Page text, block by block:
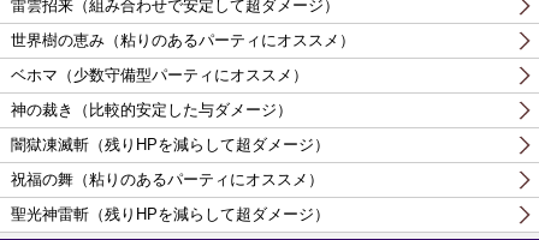
雷雲招来（組み合わせで安定して超ダメージ）
世界樹の恵み（粘りのあるパーティにオススメ）
ベホマ（少数守備型パーティにオススメ）
神の裁き（比較的安定した与ダメージ）
闇獄凍滅斬（残りHPを減らして超ダメージ）
祝福の舞（粘りのあるパーティにオススメ）
聖光神雷斬（残りHPを減らして超ダメージ）